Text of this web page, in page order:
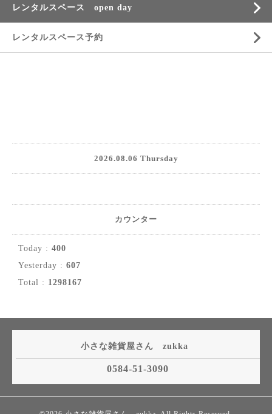
レンタルスペース open day
レンタルスペース予約
2026.08.06 Thursday
カウンター
Today : 400
Yesterday : 607
Total : 1298167
小さな雑貨屋さん zukka
0584-51-3090